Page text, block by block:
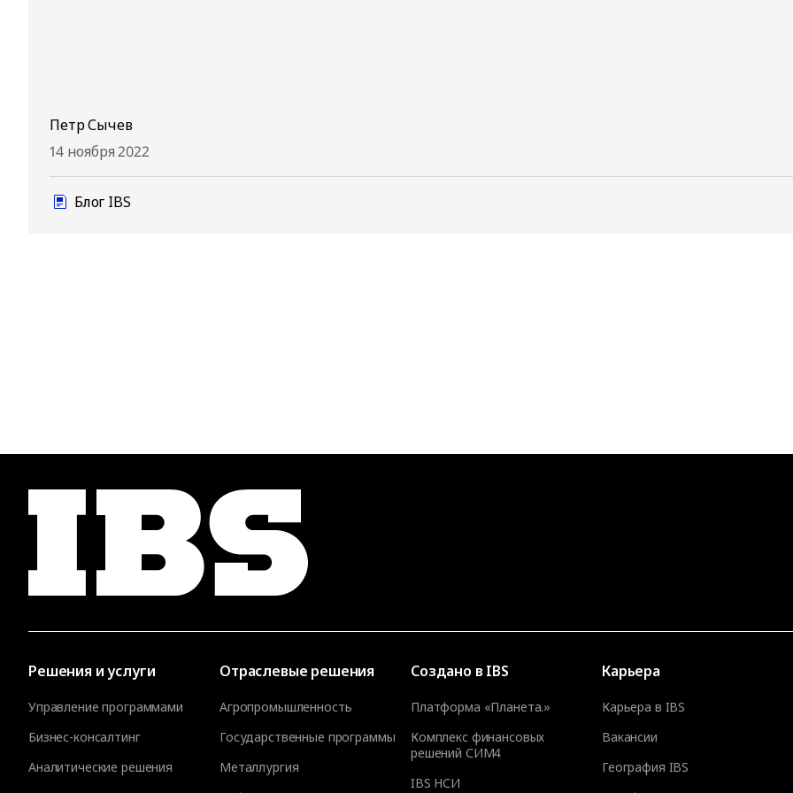
Петр Сычев
14 ноября 2022
Блог IBS
Решения и услуги
Управление программами
Бизнес-консалтинг
Аналитические решения
Отраслевые решения
Агропромышленность
Государственные программы
Металлургия
Создано в IBS
Платформа «Планета.»
Комплекс финансовых
решений СИМ4
IBS НСИ
Карьера
Карьера в IBS
Вакансии
География IBS